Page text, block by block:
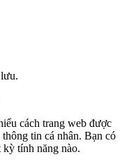
cách trang web được
tin cá nhân. Bạn có
tính năng nào.